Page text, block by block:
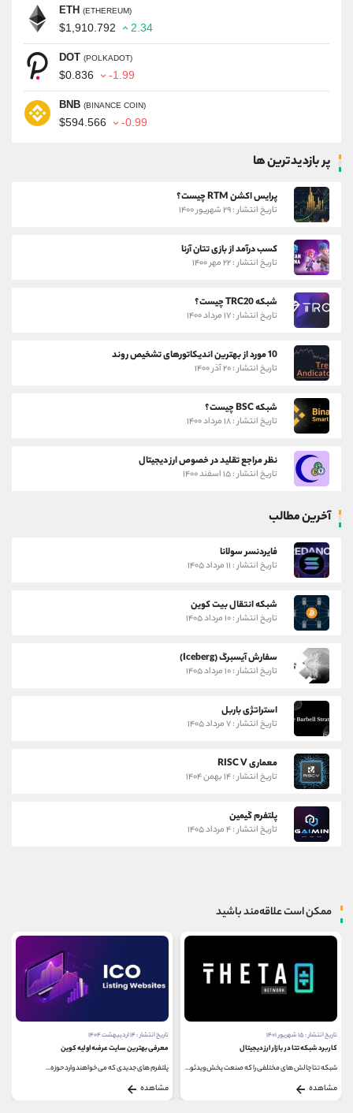
ETH (ETHEREUM)
$1,910.792 2.34
DOT (POLKADOT)
$0.836 -1.99
BNB (BINANCE COIN)
$594.566 -0.99
پر بازدیدترین ها
پرایس اکشن RTM چیست؟
تاریخ انتشار : ۲۹ شهریور ۱۴۰۰
کسب درآمد از بازی تتان آرنا
تاریخ انتشار : ۲۲ مهر ۱۴۰۰
شبکه TRC20 چیست؟
تاریخ انتشار : ۱۷ مرداد ۱۴۰۰
10 مورد از بهترین اندیکاتورهای تشخیص روند
تاریخ انتشار : ۲۰ آذر ۱۴۰۰
شبکه BSC چیست؟
تاریخ انتشار : ۱۸ مرداد ۱۴۰۰
نظر مراجع تقلید در خصوص ارز دیجیتال
تاریخ انتشار : ۱۵ اسفند ۱۴۰۰
آخرین مطالب
فایردنسر سولانا
تاریخ انتشار : ۱۱ مرداد ۱۴۰۵
شبکه انتقال بیت کوین
تاریخ انتشار : ۱۰ مرداد ۱۴۰۵
سفارش آیسبرگ (Iceberg)
تاریخ انتشار : ۱۰ مرداد ۱۴۰۵
استراتژی باربل
تاریخ انتشار : ۷ مرداد ۱۴۰۵
معماری RISC V
تاریخ انتشار : ۱۴ بهمن ۱۴۰۴
پلتفرم گیمین
تاریخ انتشار : ۴ مرداد ۱۴۰۵
ممکن است علاقه‌مند باشید
تاریخ انتشار : ۱۴ اردیبهشت ۱۴۰۴
معرفی بهترین سایت عرضه اولیه کوین
پلتفرم‌ های جدیدی که می‌ خواهند وارد حوزه...
مشاهده
تاریخ انتشار : ۵ فروردین ۱۴۰۲
دائو اجتماعی چیست؟
مشاهده